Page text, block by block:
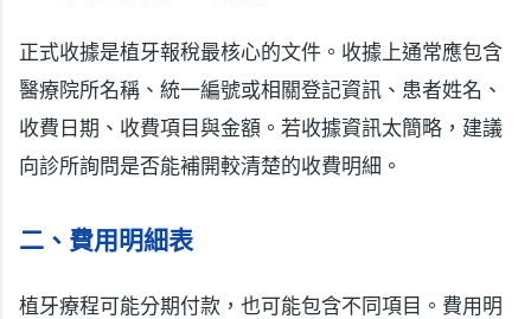
正式收據是植牙報稅最核心的文件。收據上通常應包含
醫療院所名稱、統一編號或相關登記資訊、患者姓名、
收費日期、收費項目與金額。若收據資訊太簡略，建議
向診所詢問是否能補開較清楚的收費明細。
二、費用明細表
植牙療程可能分期付款，也可能包含不同項目。費用明